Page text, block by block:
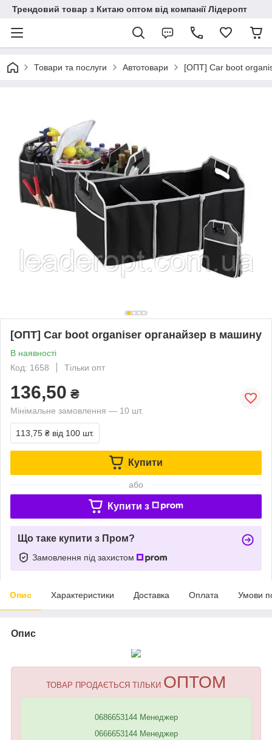
Трендовий товар з Китаю оптом від компанії Лідеропт
Товари та послуги Автотовари [ОПТ] Car boot
[ОПТ] Car boot organiser органайзер в машину
В наявності
Код: 1658
Тільки опт
136,50 ₴
Мінімальне замовлення — 10 шт.
113,75 ₴ від 100 шт.
Купити
або
Купити з
Що таке купити з Пром?
Замовлення під захистом
Опис Характеристики Доставка Оплата Умови
Опис
ТОВАР ПРОДАЄТЬСЯ ТІЛЬКИ ОПТОМ
0686653144 Менеджер
0666653144 Менеджер